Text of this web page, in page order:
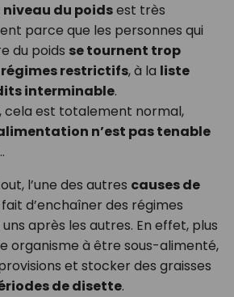
du poidsest très
parce que les personnes qui
du poids se tournent trop
régimes restrictifs, à la liste
interminable.
cela est totalement normal,
n’est pas tenable
l’une des autres causes de
d’enchaîner des régimes
après les autres. En effet, plus
organisme à être sous-alimenté,
et stocker des graisses
de disette.